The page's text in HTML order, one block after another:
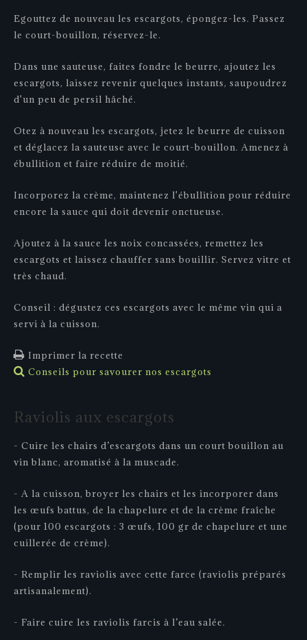
Egouttez de nouveau les escargots, épongez-les. Passez
le court-bouillon, réservez-le.
Dans une sauteuse, faites fondre le beurre, ajoutez les
escargots, laissez revenir quelques instants, saupoudrez
d'un peu de persil hâché.
Otez à nouveau les escargots, jetez le beurre de cuisson
et déglacez la sauteuse avec le court-bouillon. Amenez à
ébullition et faire réduire de moitié.
Incorporez la crème, maintenez l'ébullition pour réduire
encore la sauce qui doit devenir onctueuse.
Ajoutez à la sauce les noix concassées, remettez les
escargots et laissez chauffer sans bouillir. Servez vitre et
très chaud.
Conseil : dégustez ces escargots avec le même vin qui a
servi à la cuisson.
Imprimer la recette
Conseils pour savourer nos escargots
Raviolis aux escargots
- Cuire les chairs d’escargots dans un court bouillon au
vin blanc, aromatisé à la muscade.
- A la cuisson, broyer les chairs et les incorporer dans
les œufs battus, de la chapelure et de la crème fraîche
(pour 100 escargots : 3 œufs, 100 gr de chapelure et une
cuillerée de crème).
- Remplir les raviolis avec cette farce (raviolis préparés
artisanalement).
- Faire cuire les raviolis farcis à l’eau salée.